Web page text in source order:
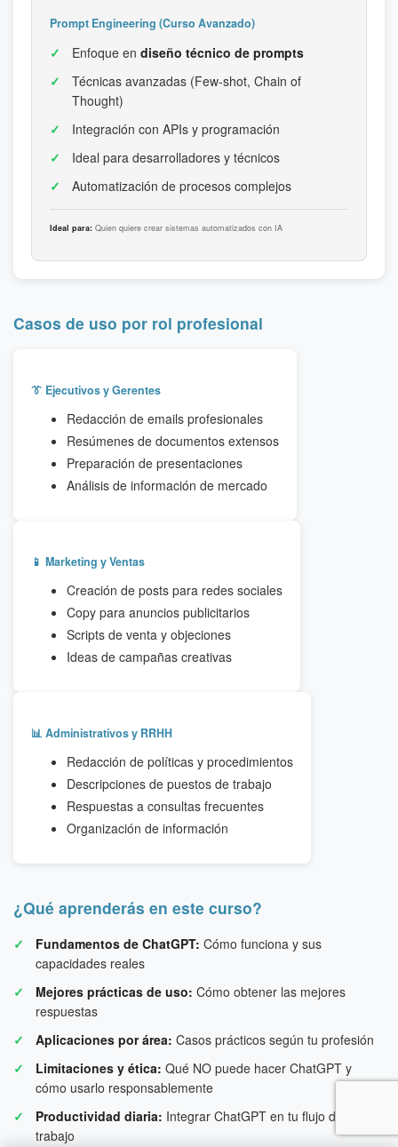
Prompt Engineering (Curso Avanzado)
Enfoque en diseño técnico de prompts
Técnicas avanzadas (Few-shot, Chain of
Thought)
Integración con APIs y programación
Ideal para desarrolladores y técnicos
Automatización de procesos complejos
Ideal para: Quien quiere crear sistemas automatizados con IA
Casos de uso por rol profesional
👔 Ejecutivos y Gerentes
Redacción de emails profesionales
Resúmenes de documentos extensos
Preparación de presentaciones
Análisis de información de mercado
📱 Marketing y Ventas
Creación de posts para redes sociales
Copy para anuncios publicitarios
Scripts de venta y objeciones
Ideas de campañas creativas
📊 Administrativos y RRHH
Redacción de políticas y procedimientos
Descripciones de puestos de trabajo
Respuestas a consultas frecuentes
Organización de información
¿Qué aprenderás en este curso?
Fundamentos de ChatGPT: Cómo funciona y sus
capacidades reales
Mejores prácticas de uso: Cómo obtener las mejores
respuestas
Aplicaciones por área: Casos prácticos según tu profesión
Limitaciones y ética: Qué NO puede hacer ChatGPT y
cómo usarlo responsablemente
Productividad diaria: Integrar ChatGPT en tu flujo de
trabajo